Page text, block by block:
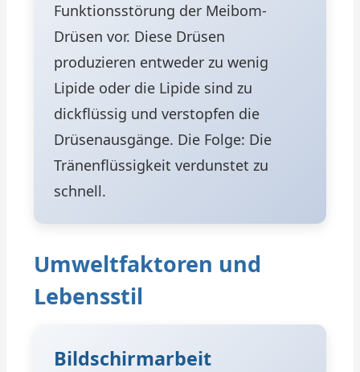
Funktionsstörung der Meibom-
Drüsen vor. Diese Drüsen
produzieren entweder zu wenig
Lipide oder die Lipide sind zu
dickflüssig und verstopfen die
Drüsenausgänge. Die Folge: Die
Tränenflüssigkeit verdunstet zu
schnell.
Umweltfaktoren und
Lebensstil
Bildschirmarbeit